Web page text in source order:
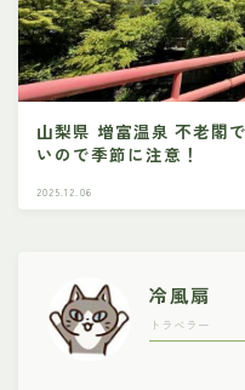
山梨県 増富温泉 不老閣
いので季節に注意！
2025.12.06
冷風扇
トラベラー